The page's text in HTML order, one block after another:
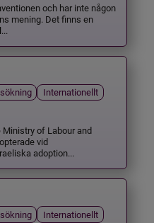
och har inte någon
mening. Det finns en
Internationellt
of Labour and
vid
adoption...
Internationellt